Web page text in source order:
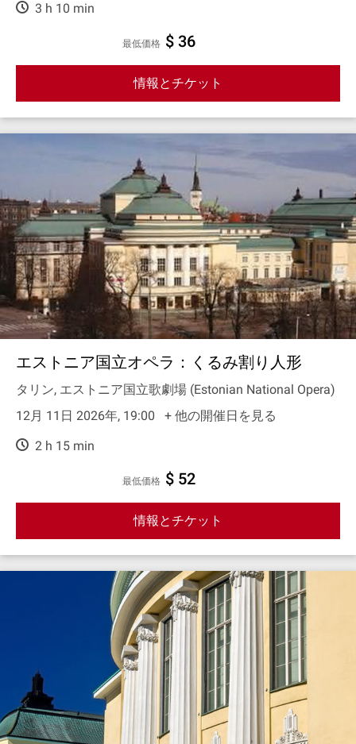
3 h 10 min
最低価格 $ 36
情報とチケット
エストニア国立オペラ：くるみ割り人形
タリン, エストニア国立歌劇場 (Estonian National Opera)
12月 11日 2026年, 19:00
+ 他の開催日を見る
2 h 15 min
最低価格 $ 52
情報とチケット